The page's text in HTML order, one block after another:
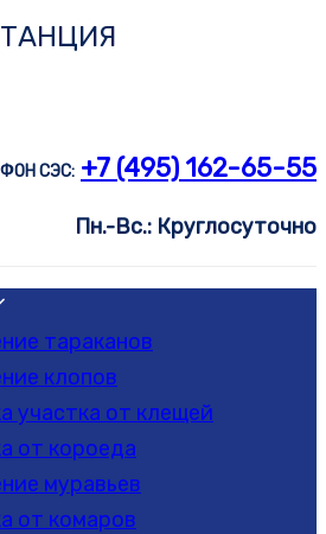
СЭС: +7 (495) 162-65-55
Пн.-Вс.: Круглосуточно
тараканов
клопов
участка от клещей
от короеда
муравьев
от комаров